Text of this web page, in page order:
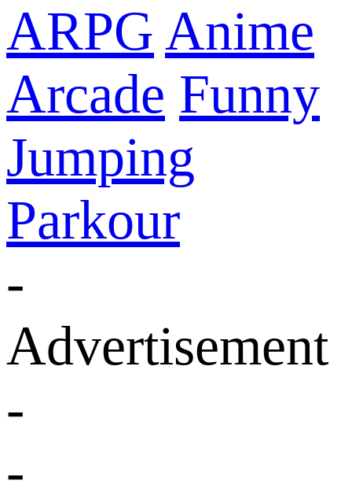
ARPG Anime
Arcade Funny
Jumping
Parkour
-
Advertisement
-
-